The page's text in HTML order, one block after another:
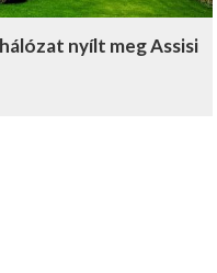
nyílt meg Assisi